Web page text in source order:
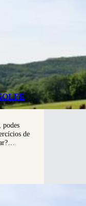
podes
de